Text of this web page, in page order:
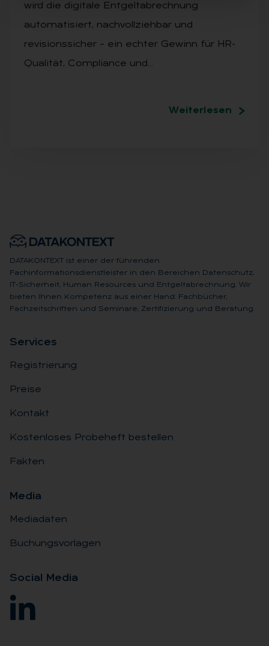
wird die digitale Entgeltabrechnung
automatisiert, nachvollziehbar und
revisionssicher – ein echter Gewinn für HR-
Qualität, Compliance und…
Weiterlesen
DATAKONTEXT ist einer der führenden
Fachinformationsdienstleister in den Bereichen Datenschutz,
IT-Sicherheit, Human Resources und Entgeltabrechnung. Wir
bieten Ihnen Kompetenz aus einer Hand: Fachbücher,
Fachzeitschriften und Seminare, Zertifizierung und Beratung.
Ser­vices
Registrierung
Preise
Kontakt
Kostenloses Probeheft bestellen
Fakten
Me­dia
Mediadaten
Buchungsvorlagen
So­ci­al Me­dia